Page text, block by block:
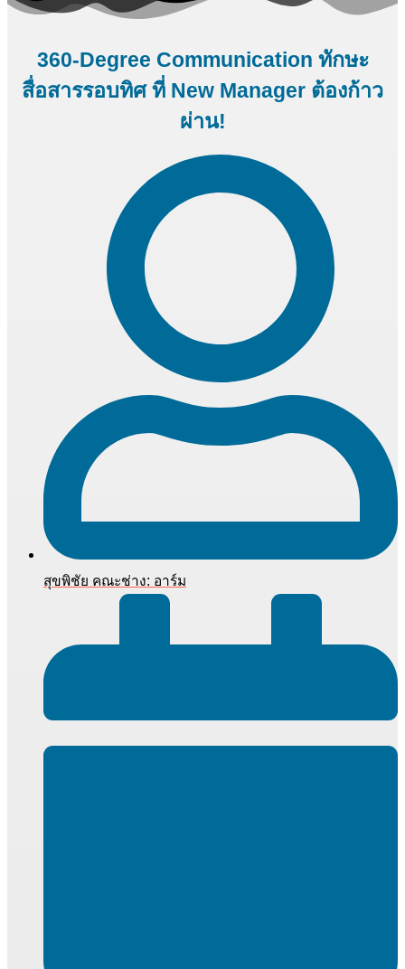
360-Degree Communication ทักษะ
สื่อสารรอบทิศ ที่ New Manager ต้องก้าว
ผ่าน!
สุขพิชัย คณะช่าง: อาร์ม